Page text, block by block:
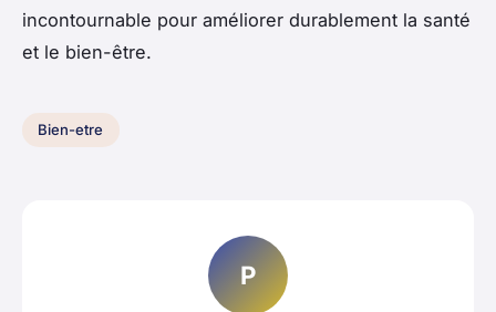
incontournable pour améliorer durablement la santé
et le bien-être.
Bien-etre
P